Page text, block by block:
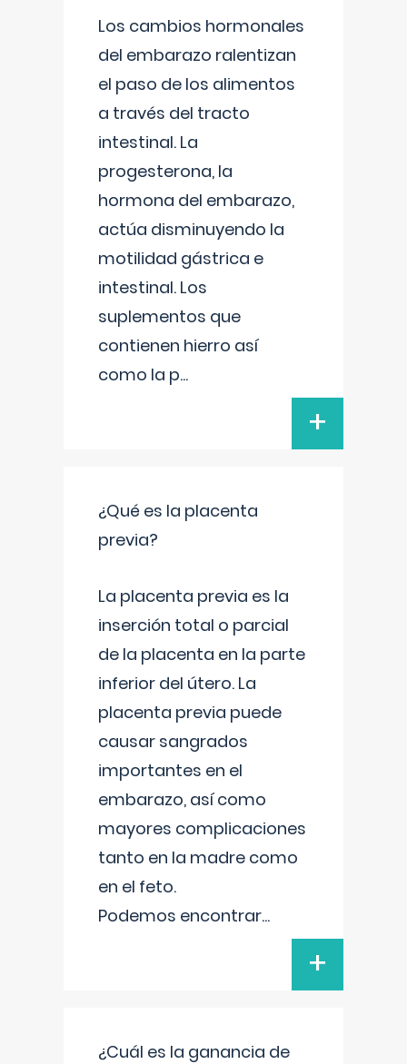
Los cambios hormonales
del embarazo ralentizan
el paso de los alimentos
a través del tracto
intestinal. La
progesterona, la
hormona del embarazo,
actúa disminuyendo la
motilidad gástrica e
intestinal. Los
suplementos que
contienen hierro así
como la p...
+
¿Qué es la placenta
previa?
La placenta previa es la
inserción total o parcial
de la placenta en la parte
inferior del útero. La
placenta previa puede
causar sangrados
importantes en el
embarazo, así como
mayores complicaciones
tanto en la madre como
en el feto.
Podemos encontrar...
+
¿Cuál es la ganancia de